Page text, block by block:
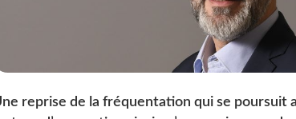
reprise de la fréquentation qui se poursuit